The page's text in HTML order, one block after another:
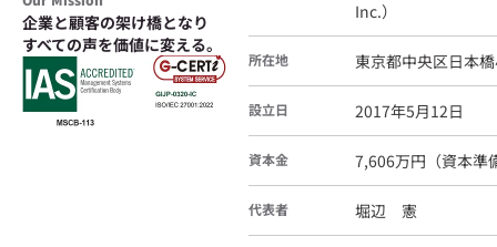
企業と顧客の架け橋となり
すべての声を価値に変える。
Inc.）
所在地 東京都中央区日本
設立日 2017年5月12日
資本金 7,606万円（資本準
代表者 堀辺 憲